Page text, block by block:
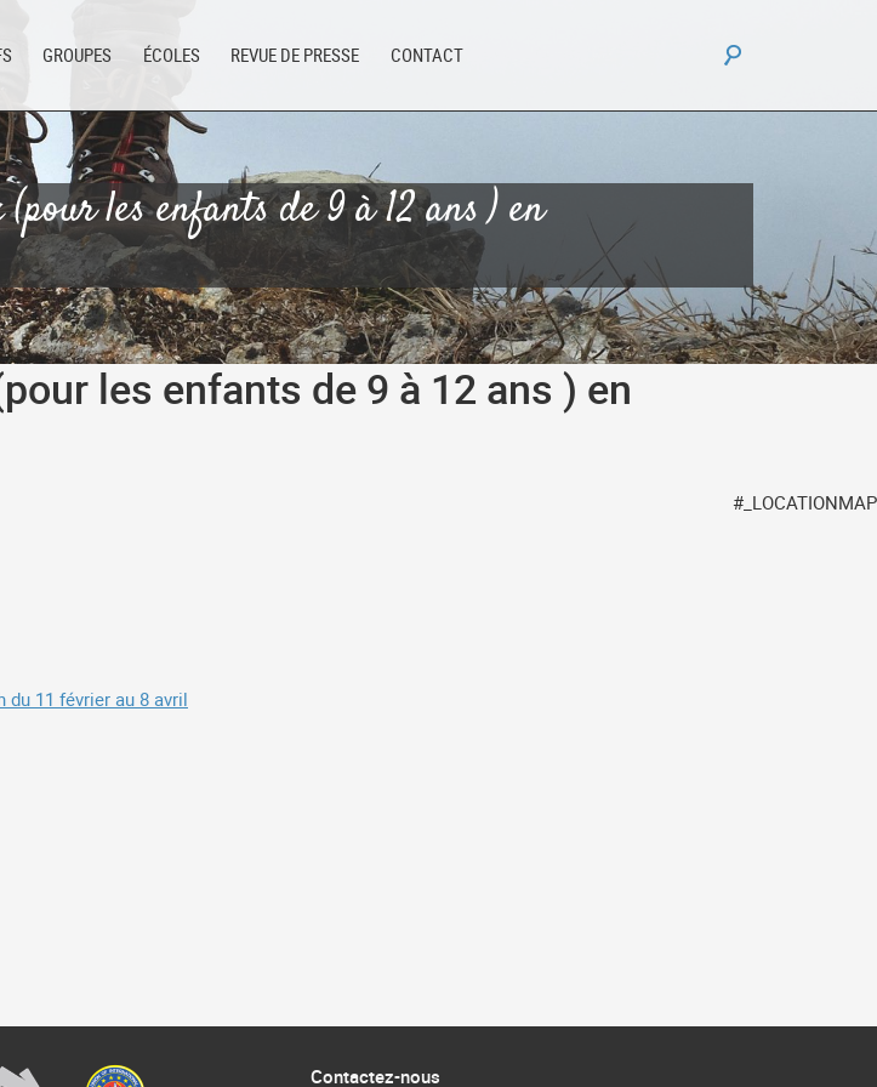
GROUPES ÉCOLES REVUE DE PRESSE CONTACT Rechercher :
les enfants de 9 à 12 ans ) en
les enfants de 9 à 12 ans ) en
#_LOCATIONMAP
11 février au 8 avril
Contactez-nous